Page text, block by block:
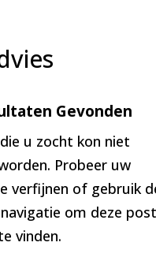
Gevonden
u zocht kon niet
Probeer uw
verfijnen of gebruik
om deze post
vinden.